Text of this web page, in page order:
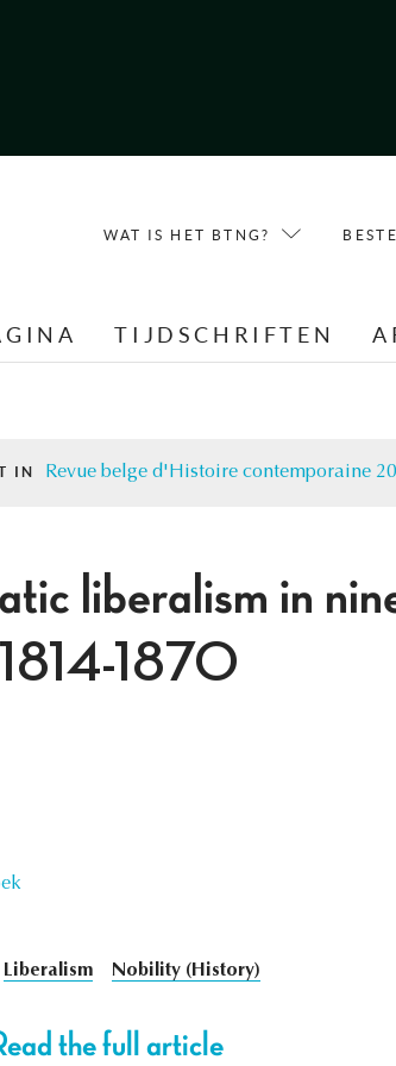
WAT IS HET BTNG?
TIJDSCHRIFTEN
IN Revue belge d'Histoire contemporaine
liberalism in
1870
Liberalism Nobility (History)
the full article